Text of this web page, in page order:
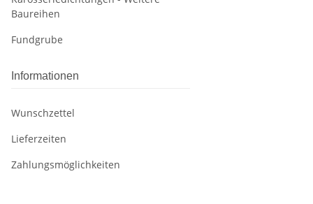
Baureihen
Fundgrube
Informationen
Wunschzettel
Lieferzeiten
Zahlungsmöglichkeiten